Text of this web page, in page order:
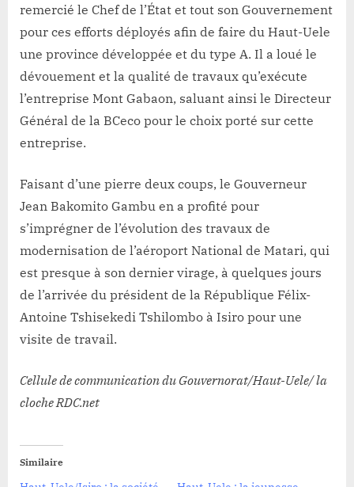
remercié le Chef de l’État et tout son Gouvernement
pour ces efforts déployés afin de faire du Haut-Uele
une province développée et du type A. Il a loué le
dévouement et la qualité de travaux qu’exécute
l’entreprise Mont Gabaon, saluant ainsi le Directeur
Général de la BCeco pour le choix porté sur cette
entreprise.
Faisant d’une pierre deux coups, le Gouverneur
Jean Bakomito Gambu en a profité pour
s’imprégner de l’évolution des travaux de
modernisation de l’aéroport National de Matari, qui
est presque à son dernier virage, à quelques jours
de l’arrivée du président de la République Félix-
Antoine Tshisekedi Tshilombo à Isiro pour une
visite de travail.
Cellule de communication du Gouvernorat/Haut-Uele/ la
cloche RDC.net
Similaire